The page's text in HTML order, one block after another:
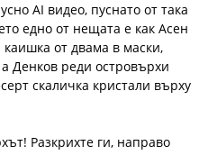
AI видео, пуснато от така
едно от нещата е как Асен
от двама в маски,
Денков реди островърхи
скаличка кристали върху
Разкрихте ги, направо